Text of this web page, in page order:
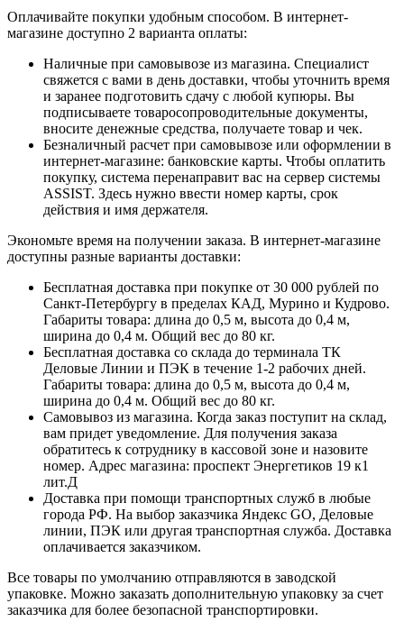
Оплачивайте покупки удобным способом. В интернет-
магазине доступно 2 варианта оплаты:
Наличные при самовывозе из магазина. Специалист
свяжется с вами в день доставки, чтобы уточнить время
и заранее подготовить сдачу с любой купюры. Вы
подписываете товаросопроводительные документы,
вносите денежные средства, получаете товар и чек.
Безналичный расчет при самовывозе или оформлении в
интернет-магазине: банковские карты. Чтобы оплатить
покупку, система перенаправит вас на сервер системы
ASSIST. Здесь нужно ввести номер карты, срок
действия и имя держателя.
Экономьте время на получении заказа. В интернет-магазине
доступны разные варианты доставки:
Бесплатная доставка при покупке от 30 000 рублей по
Санкт-Петербургу в пределах КАД, Мурино и Кудрово.
Габариты товара: длина до 0,5 м, высота до 0,4 м,
ширина до 0,4 м. Общий вес до 80 кг.
Бесплатная доставка со склада до терминала ТК
Деловые Линии и ПЭК в течение 1-2 рабочих дней.
Габариты товара: длина до 0,5 м, высота до 0,4 м,
ширина до 0,4 м. Общий вес до 80 кг.
Самовывоз из магазина. Когда заказ поступит на склад,
вам придет уведомление. Для получения заказа
обратитесь к сотруднику в кассовой зоне и назовите
номер. Адрес магазина: проспект Энергетиков 19 к1
лит.Д
Доставка при помощи транспортных служб в любые
города РФ. На выбор заказчика Яндекс GO, Деловые
линии, ПЭК или другая транспортная служба. Доставка
оплачивается заказчиком.
Все товары по умолчанию отправляются в заводской
упаковке. Можно заказать дополнительную упаковку за счет
заказчика для более безопасной транспортировки.